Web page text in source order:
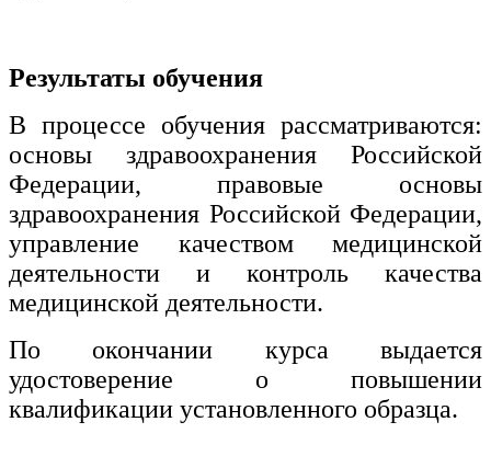
Результаты обучения
В процессе обучения рассматриваются:
основы здравоохранения Российской
Федерации, правовые основы
здравоохранения Российской Федерации,
управление качеством медицинской
деятельности и контроль качества
медицинской деятельности.
По окончании курса выдается
удостоверение о повышении
квалификации установленного образца.